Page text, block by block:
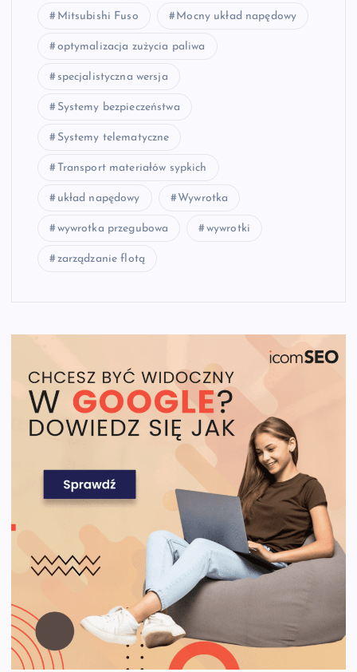
Mitsubishi Fuso Mocny układ napędowy
optymalizacja zużycia paliwa
specjalistyczna wersja
Systemy bezpieczeństwa
Systemy telematyczne
Transport materiałów sypkich
układ napędowy Wywrotka
wywrotka przegubowa wywrotki
zarządzanie flotą